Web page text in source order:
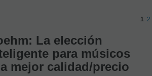
1 2
La elección
para músicos
mejor calidad/precio